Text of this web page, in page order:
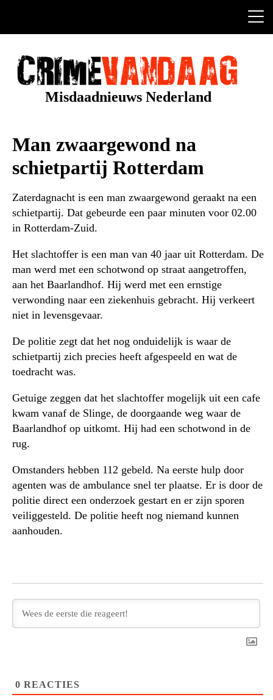
de
Misdaadnieuws Nederland
Man zwaargewond na
schietpartij Rotterdam
Zaterdagnacht is een man zwaargewond geraakt na een
schietpartij. Dat gebeurde een paar minuten voor 02.00
in Rotterdam-Zuid.
Het slachtoffer is een man van 40 jaar uit Rotterdam. De
man werd met een schotwond op straat aangetroffen,
aan het Baarlandhof. Hij werd met een ernstige
verwonding naar een ziekenhuis gebracht. Hij verkeert
niet in levensgevaar.
De politie zegt dat het nog onduidelijk is waar de
schietpartij zich precies heeft afgespeeld en wat de
toedracht was.
Getuige zeggen dat het slachtoffer mogelijk uit een cafe
kwam vanaf de Slinge, de doorgaande weg waar de
Baarlandhof op uitkomt. Hij had een schotwond in de
rug.
Omstanders hebben 112 gebeld. Na eerste hulp door
agenten was de ambulance snel ter plaatse. Er is door de
politie direct een onderzoek gestart en er zijn sporen
veiliggesteld. De politie heeft nog niemand kunnen
aanhouden.
0 REACTIES